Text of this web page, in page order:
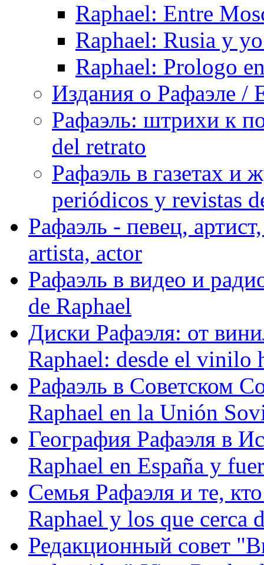
Raphael: Entre
Raphael: Rusia y
Raphael: Prologo
Издания о Рафаэле /
Рафаэль: штрихи к
del retrato
Рафаэль в газетах и
periódicos y revistas
Рафаэль - певец,
artista, actor
Рафаэль в видео и
de Raphael
Диски Рафаэля: от
Raphael: desde el vinilo
Рафаэль в Советском
Raphael en la Unión
География Рафаэля в
Raphael en España y
Семья Рафаэля и те,
Raphael y los que cerca
Редакционный совет